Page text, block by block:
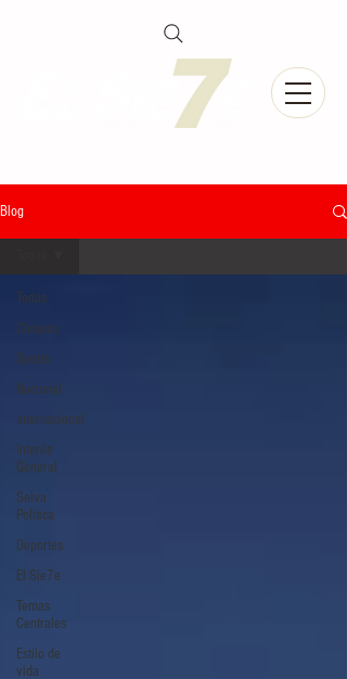
Blog
Todas
Chiapas
Sports
Nacional
Internacional
Interés
General
Selva
Política
Deportes
El Sie7e
Temas
Centrales
Estilo de
vida